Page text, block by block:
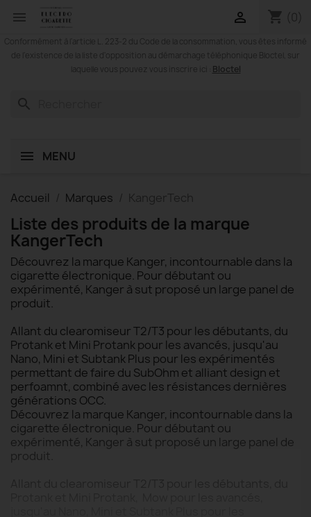
 shopping_cart (0)

Conformément à l'article L. 223-2 du Code de la consommation, vous êtes informé
de l'existence de la liste d'opposition au démarchage téléphonique Bloctel, sur
laquelle vous pouvez vous inscrire ici : Bloctel
search
MENU
Accueil Marques KangerTech
Liste des produits de la marque
KangerTech
Découvrez la marque Kanger, incontournable dans la
cigarette électronique. Pour débutant ou
expérimenté, Kanger à sut proposé un large panel de
produit.
Allant du clearomiseur T2/T3 pour les débutants, du
Protank et Mini Protank pour les avancés, jusqu'au
Nano, Mini et Subtank Plus pour les expérimentés
permettant de faire du SubOhm et alliant design et
perfoamnt, combiné avec les résistances dernières
générations OCC.
Découvrez la marque Kanger, incontournable dans la
cigarette électronique. Pour débutant ou
expérimenté, Kanger à sut proposé un large panel de
produit.